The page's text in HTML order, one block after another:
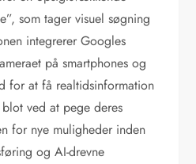
som tager visuel søgning
integrerer Googles
på smartphones og
for at få realtidsinformation
ved at pege deres
for nye muligheder inden
og AI-drevne